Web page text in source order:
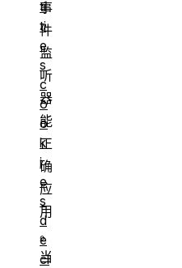
事
件
监
听
器
能
正
确
应
用
。
当
ti
ti
e
s
c
o
o
k
i
e
s
d
e
cl